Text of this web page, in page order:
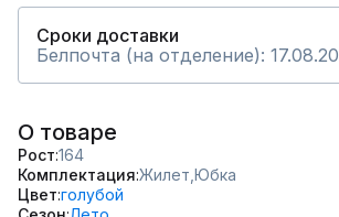
Сроки доставки
Белпочта (на отделение):
О товаре
Рост 164
Комплектация Жилет, Юбка
Цвет голубой